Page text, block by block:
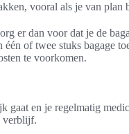
vooral als je van plan
er dan voor dat je de
één of twee stuks bagage
te voorkomen.
gaat en je regelmatig
verblijf.